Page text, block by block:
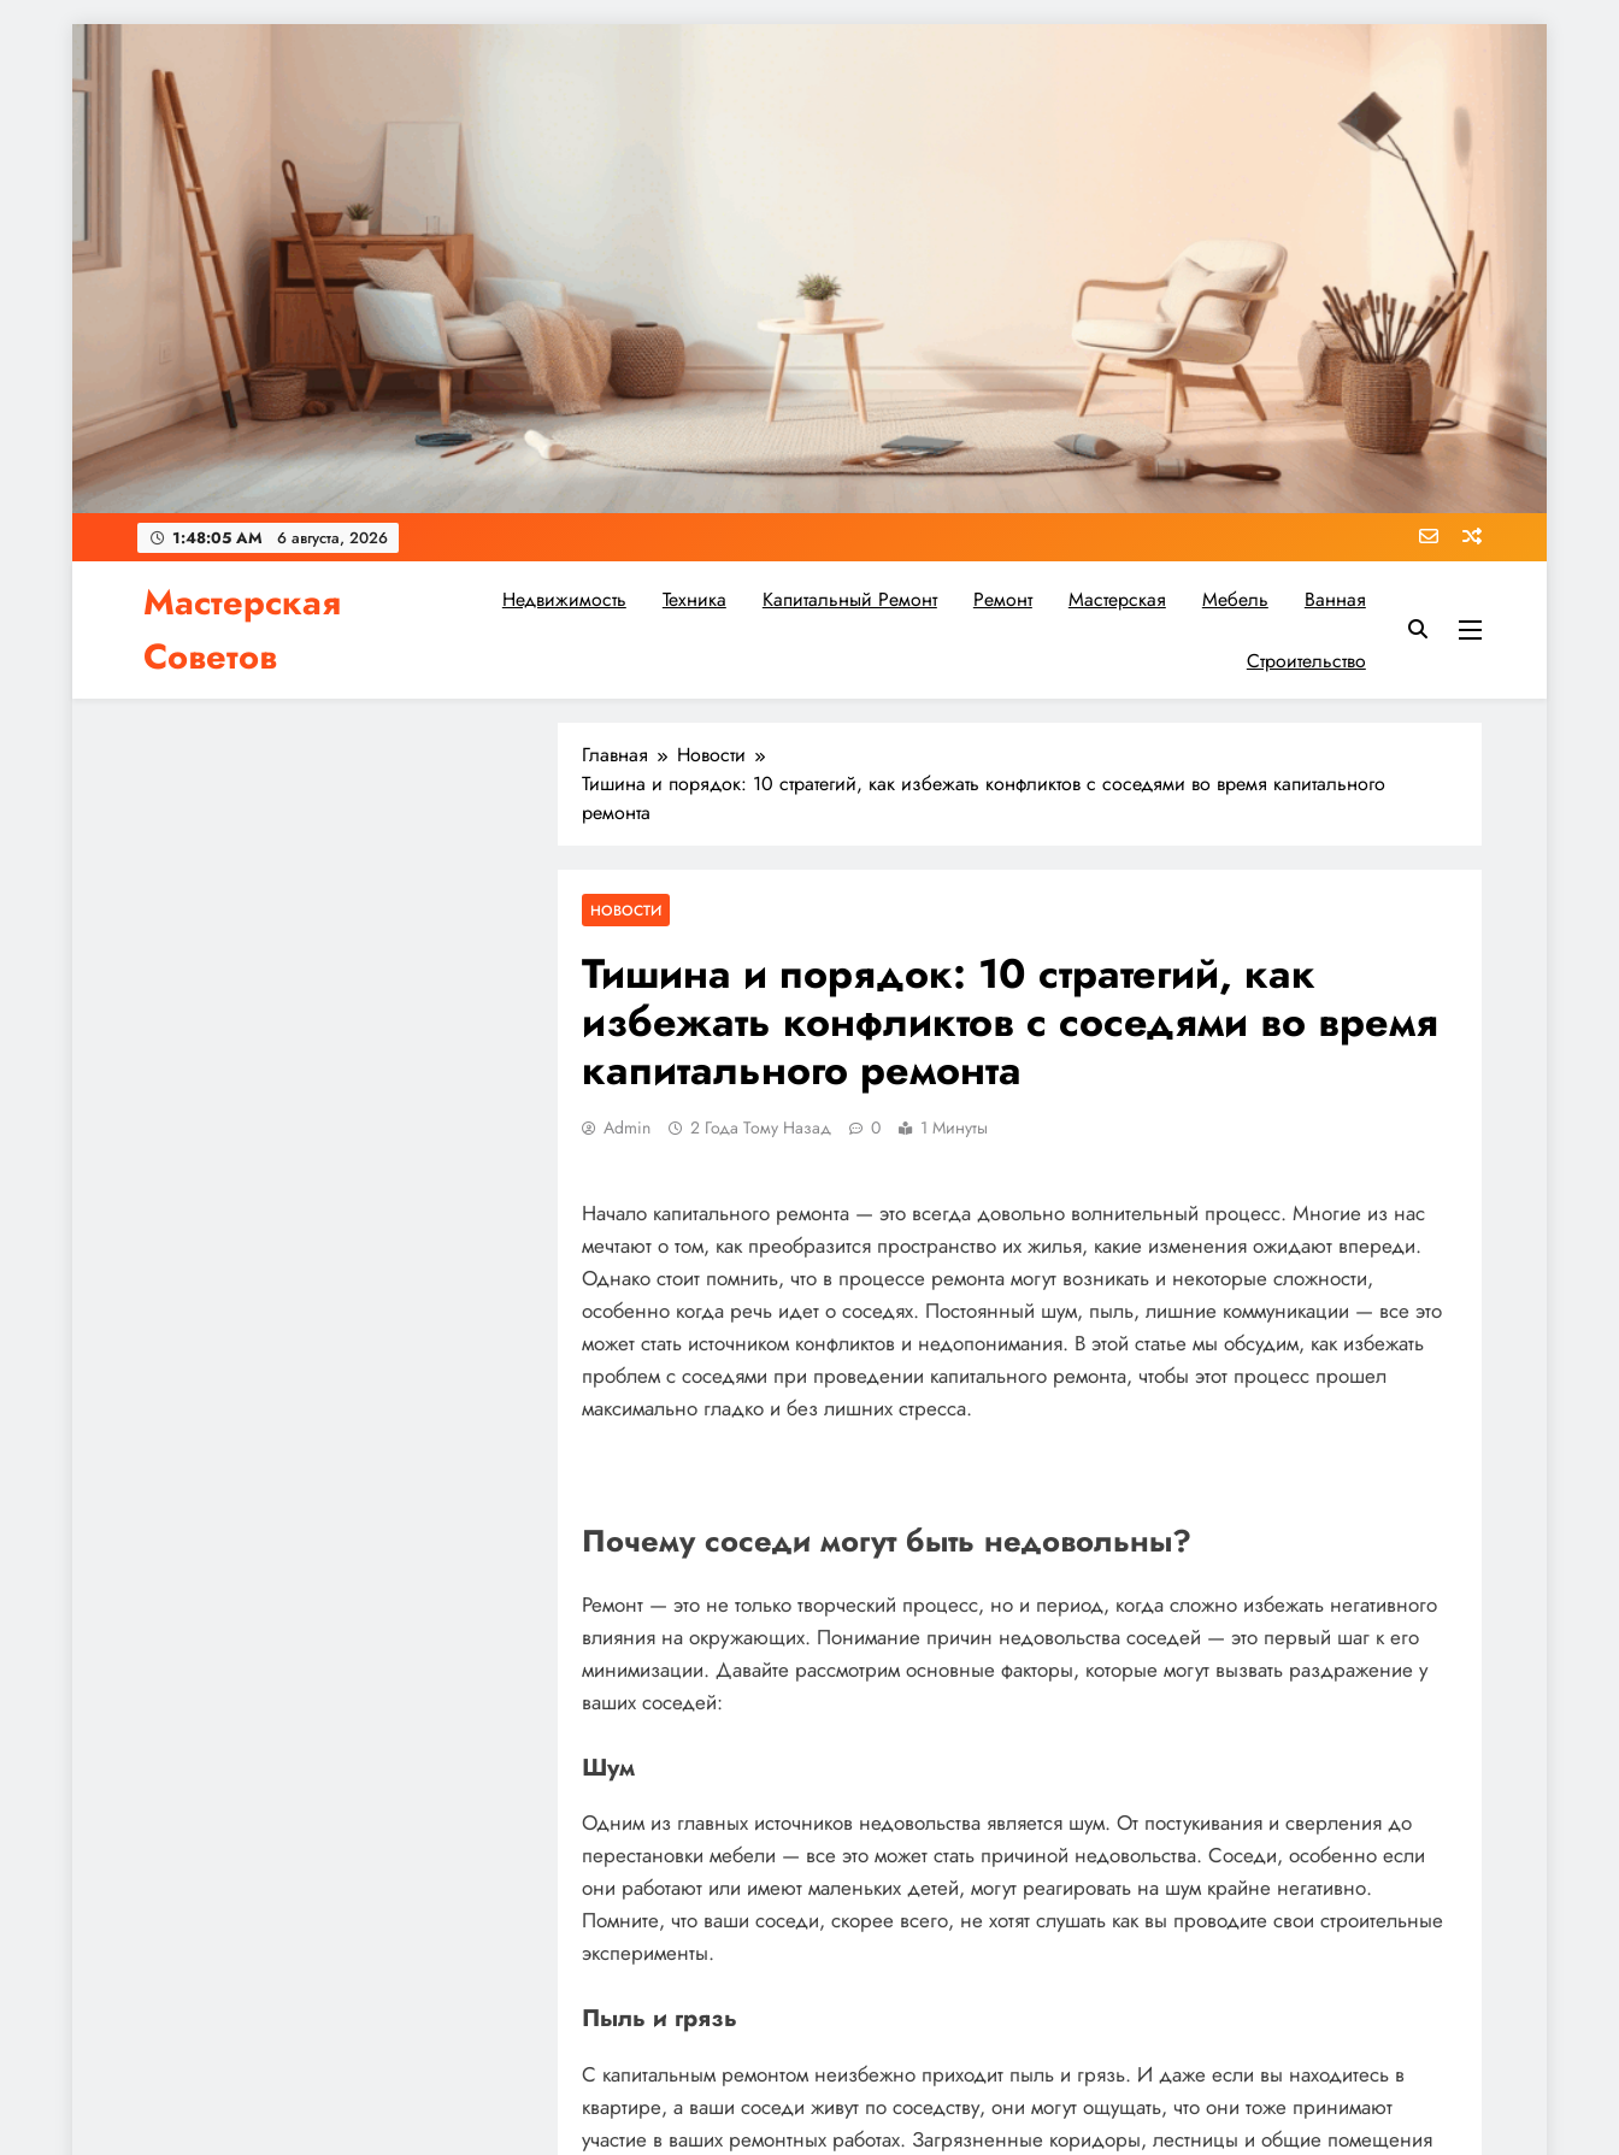
содержимому
1:48:06 AM 6 августа, 2026
Мастерская
Советов
Независимо от того, планируете ли вы небольшой ремонт или крупное строительство, в Мастерской Советов вы найдете все необходимое для реализации своих идей!
Недвижимость Техника Капитальный Ремонт Ремонт Мастерская Мебель Ванная
Строительство
Главная
Новости
Тишина и порядок: 10 стратегий, как избежать конфликтов с соседями во время капитального
ремонта
НОВОСТИ
Тишина и порядок: 10 стратегий, как
избежать конфликтов с соседями во время
капитального ремонта
Admin 2 Года Тому Назад 0 1 Минуты
Начало капитального ремонта — это всегда довольно волнительный процесс. Многие из нас
мечтают о том, как преобразится пространство их жилья, какие изменения ожидают впереди.
Однако стоит помнить, что в процессе ремонта могут возникать и некоторые сложности,
особенно когда речь идет о соседях. Постоянный шум, пыль, лишние коммуникации — все это
может стать источником конфликтов и недопонимания. В этой статье мы обсудим, как избежать
проблем с соседями при проведении капитального ремонта, чтобы этот процесс прошел
максимально гладко и без лишних стресса.
Почему соседи могут быть недовольны?
Ремонт — это не только творческий процесс, но и период, когда сложно избежать негативного
влияния на окружающих. Понимание причин недовольства соседей — это первый шаг к его
минимизации. Давайте рассмотрим основные факторы, которые могут вызвать раздражение у
ваших соседей:
Шум
Одним из главных источников недовольства является шум. От постукивания и сверления до
перестановки мебели — все это может стать причиной недовольства. Соседи, особенно если
они работают или имеют маленьких детей, могут реагировать на шум крайне негативно.
Помните, что ваши соседи, скорее всего, не хотят слушать как вы проводите свои строительные
эксперименты.
Пыль и грязь
С капитальным ремонтом неизбежно приходит пыль и грязь. И даже если вы находитесь в
квартире, а ваши соседи живут по соседству, они могут ощущать, что они тоже принимают
участие в ваших ремонтных работах. Загрязненные коридоры, лестницы и общие помещения